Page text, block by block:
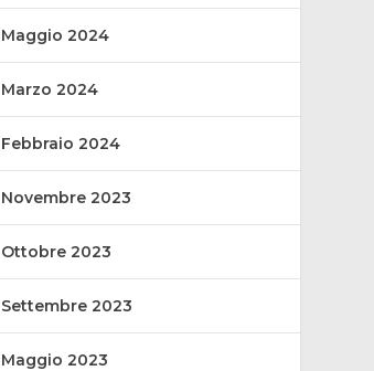
Maggio 2024
Marzo 2024
Febbraio 2024
Novembre 2023
Ottobre 2023
Settembre 2023
Maggio 2023